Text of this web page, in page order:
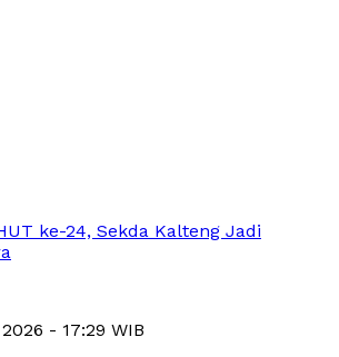
ke-24, Sekda Kalteng Jadi
- 17:29 WIB